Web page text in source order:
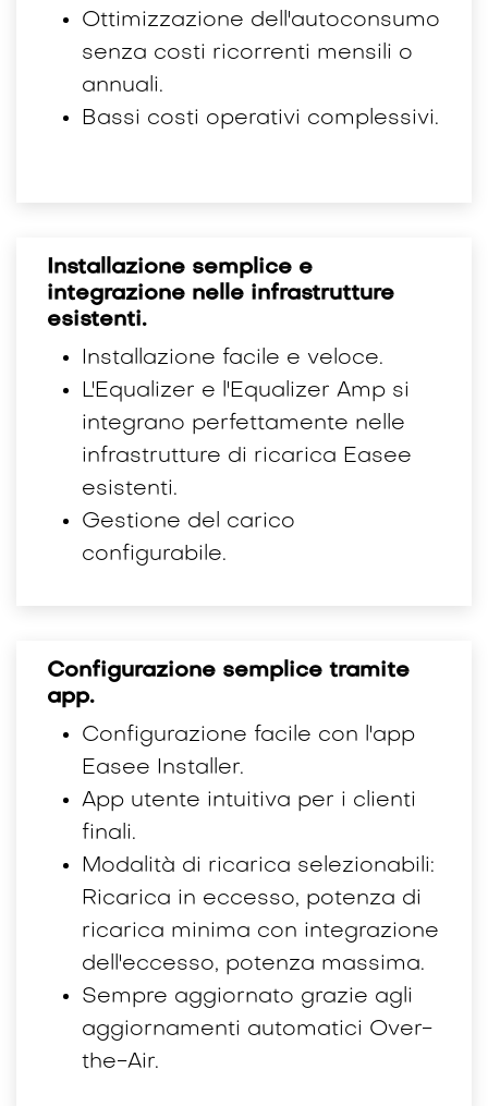
Ottimizzazione dell'autoconsumo
senza costi ricorrenti mensili o
annuali.
Bassi costi operativi complessivi.
Installazione semplice e
integrazione nelle infrastrutture
esistenti.
Installazione facile e veloce.
L'Equalizer e l'Equalizer Amp si
integrano perfettamente nelle
infrastrutture di ricarica Easee
esistenti.
Gestione del carico
configurabile.
Configurazione semplice tramite
app.
Configurazione facile con l'app
Easee Installer.
App utente intuitiva per i clienti
finali.
Modalità di ricarica selezionabili:
Ricarica in eccesso, potenza di
ricarica minima con integrazione
dell'eccesso, potenza massima.
Sempre aggiornato grazie agli
aggiornamenti automatici Over-
the-Air.